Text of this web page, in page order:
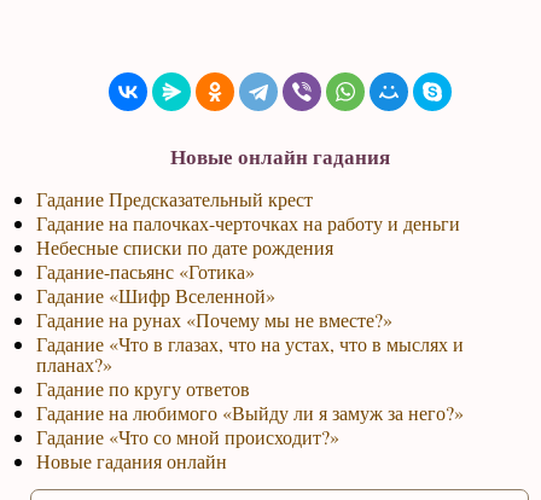
Новые онлайн гадания
Гадание Предсказательный крест
Гадание на палочках-черточках на работу и деньги
Небесные списки по дате рождения
Гадание-пасьянс «Готика»
Гадание «Шифр Вселенной»
Гадание на рунах «Почему мы не вместе?»
Гадание «Что в глазах, что на устах, что в мыслях и
планах?»
Гадание по кругу ответов
Гадание на любимого «Выйду ли я замуж за него?»
Гадание «Что со мной происходит?»
Новые гадания онлайн